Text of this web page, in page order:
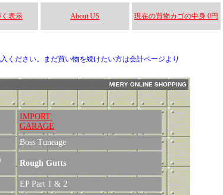
表示 About US 現在の買物カゴの中身 0円
ください。まだ買い物を続けたい方は会計ページより
MIERY ONLINE SHOPPING
IMPORT:
GARAGE
Boss Tuneage
Rough Gutts
EP Part 1 & 2